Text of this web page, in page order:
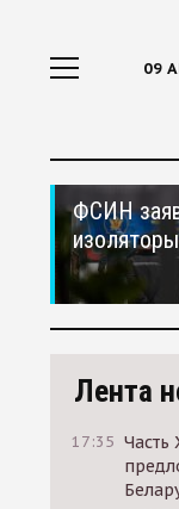
09
ФСИН
Лента
17:35 Часть